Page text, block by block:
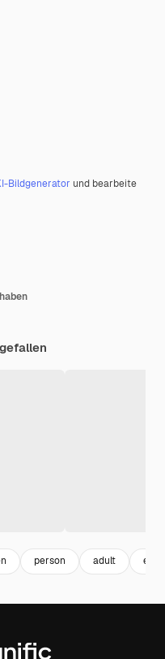
Bildgenerator und bearbeite
person adult